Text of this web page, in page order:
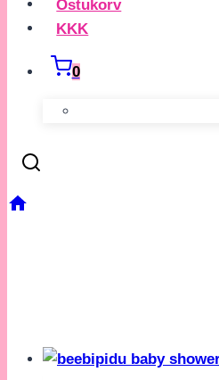
Ostukorv
KKK
0